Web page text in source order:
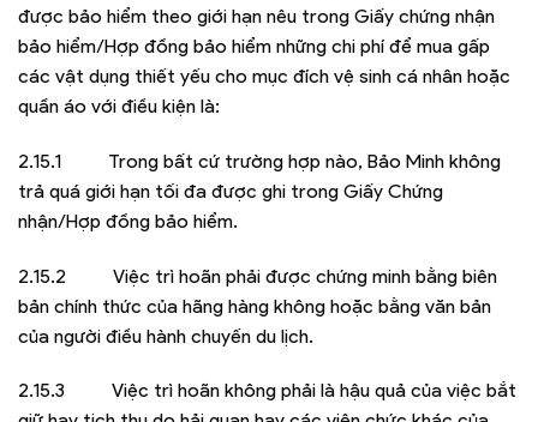
được bảo hiểm theo giới hạn nêu trong Giấy chứng nhận
bảo hiểm/Hợp đồng bảo hiểm những chi phí để mua gấp
các vật dụng thiết yếu cho mục đích vệ sinh cá nhân hoặc
quần áo với điều kiện là:
2.15.1 Trong bất cứ trường hợp nào, Bảo Minh không
trả quá giới hạn tối đa được ghi trong Giấy Chứng
nhận/Hợp đồng bảo hiểm.
2.15.2 Việc trì hoãn phải được chứng minh bằng biên
bản chính thức của hãng hàng không hoặc bằng văn bản
của người điều hành chuyến du lịch.
2.15.3 Việc trì hoãn không phải là hậu quả của việc bắt